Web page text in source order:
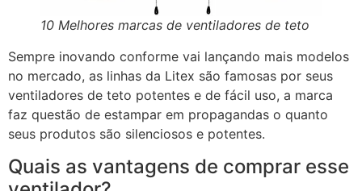
10 Melhores marcas de ventiladores de teto
Sempre inovando conforme vai lançando mais modelos
no mercado, as linhas da Litex são famosas por seus
ventiladores de teto potentes e de fácil uso, a marca
faz questão de estampar em propagandas o quanto
seus produtos são silenciosos e potentes.
Quais as vantagens de comprar esse